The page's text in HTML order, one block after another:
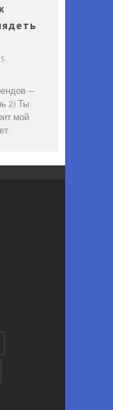
—
2) Ты
мой